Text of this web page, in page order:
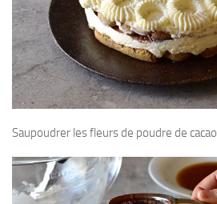
Saupoudrer les fleurs de poudre de cacao